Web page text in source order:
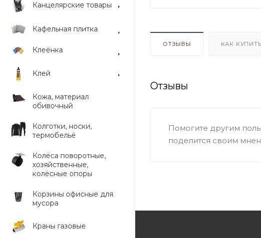
Канцелярские товары
Кафельная плитка
Клеёнка
Клей
Кожа, материал
обивочный
Колготки, носки,
термобельё
Колёса поворотные,
хозяйственные,
колёсные опоры
Корзины офисные для
мусора
Краны газовые
ОТЗЫВЫ КАК КУПИТЬ
Отзывы
Помогите другим
поделится своим